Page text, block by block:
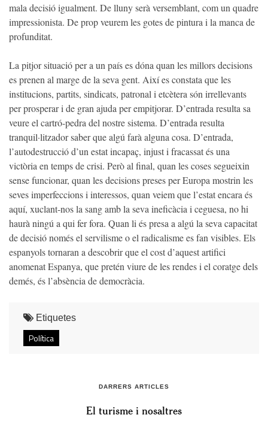
mala decisió igualment. De lluny serà versemblant, com un quadre
impressionista. De prop veurem les gotes de pintura i la manca de
profunditat.
La pitjor situació per a un país es dóna quan les millors decisions
es prenen al marge de la seva gent. Així es constata que les
institucions, partits, sindicats, patronal i etcètera són irrellevants
per prosperar i de gran ajuda per empitjorar. D’entrada resulta sa
veure el cartró-pedra del nostre sistema. D’entrada resulta
tranquil·litzador saber que algú farà alguna cosa. D’entrada,
l’autodestrucció d’un estat incapaç, injust i fracassat és una
victòria en temps de crisi. Però al final, quan les coses segueixin
sense funcionar, quan les decisions preses per Europa mostrin les
seves imperfeccions i interessos, quan veiem que l’estat encara és
aquí, xuclant-nos la sang amb la seva ineficàcia i ceguesa, no hi
haurà ningú a qui fer fora. Quan li és presa a algú la seva capacitat
de decisió només el servilisme o el radicalisme es fan visibles. Els
espanyols tornaran a descobrir que el cost d’aquest artifici
anomenat Espanya, que pretén viure de les rendes i el coratge dels
demés, és l’absència de democràcia.
Etiquetes
Política
DARRERS ARTICLES
El turisme i nosaltres